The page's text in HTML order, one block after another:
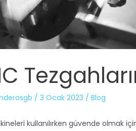
/ 3 Ocak 2023 / Blog
kullanılırken güvende olmak